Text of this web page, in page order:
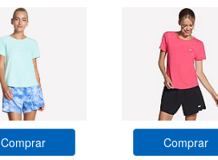
Comprar Comprar